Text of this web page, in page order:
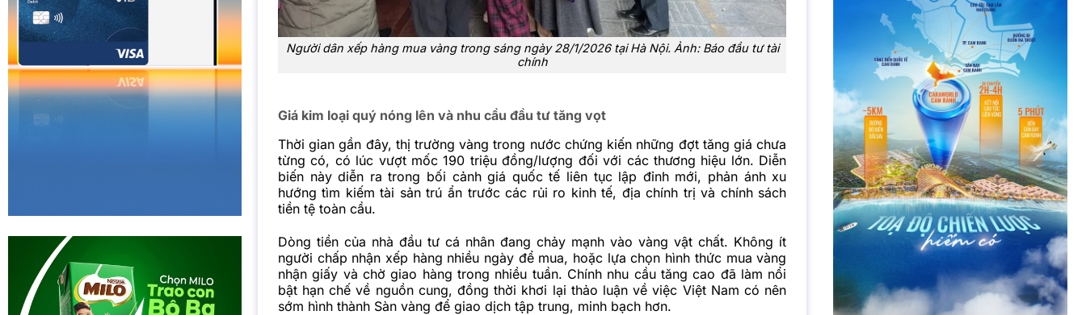
Người dân xếp hàng mua vàng trong sáng ngày 28/1/2026 tại Hà Nội. Ảnh: Báo đầu tư tài
chính
Giá kim loại quý nóng lên và nhu cầu đầu tư tăng vọt
Thời gian gần đây, thị trường vàng trong nước chứng kiến những đợt tăng giá chưa
từng có, có lúc vượt mốc 190 triệu đồng/lượng đối với các thương hiệu lớn. Diễn
biến này diễn ra trong bối cảnh giá quốc tế liên tục lập đỉnh mới, phản ánh xu
hướng tìm kiếm tài sản trú ẩn trước các rủi ro kinh tế, địa chính trị và chính sách
tiền tệ toàn cầu.
Dòng tiền của nhà đầu tư cá nhân đang chảy mạnh vào vàng vật chất. Không ít
người chấp nhận xếp hàng nhiều ngày để mua, hoặc lựa chọn hình thức mua vàng
nhận giấy và chờ giao hàng trong nhiều tuần. Chính nhu cầu tăng cao đã làm nổi
bật hạn chế về nguồn cung, đồng thời khơi lại thảo luận về việc Việt Nam có nên
sớm hình thành Sàn vàng để giao dịch tập trung, minh bạch hơn.